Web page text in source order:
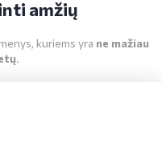
amžių
kuriems yra ne mažiau
.